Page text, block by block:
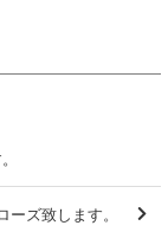
ズ致します。